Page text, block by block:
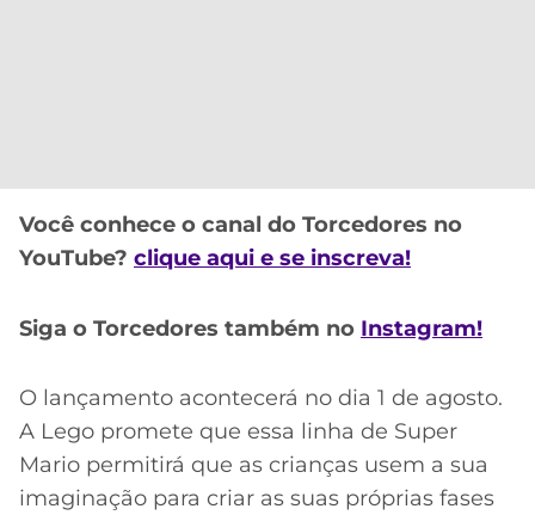
Você conhece o canal do Torcedores no
YouTube? clique aqui e se inscreva!
Siga o Torcedores também no Instagram!
O lançamento acontecerá no dia 1 de agosto.
A Lego promete que essa linha de Super
Mario permitirá que as crianças usem a sua
imaginação para criar as suas próprias fases